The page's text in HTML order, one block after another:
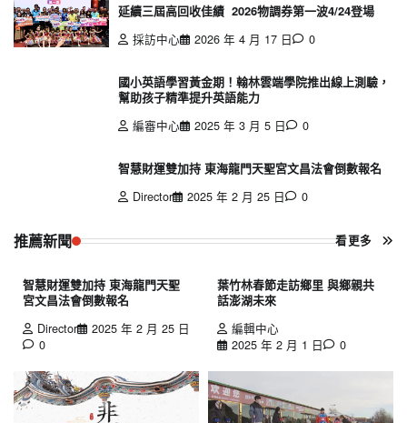
延續三屆高回收佳績 2026物調券第一波4/24登場
採訪中心
2026 年 4 月 17 日 0
國小英語學習黃金期！翰林雲端學院推出線上測驗，
幫助孩子精準提升英語能力
編審中心
2025 年 3 月 5 日 0
智慧財運雙加持 東海龍門天聖宮文昌法會倒數報名
Director
2025 年 2 月 25 日 0
推薦新聞 看更多
智慧財運雙加持 東海龍門天聖
宮文昌法會倒數報名
Director
2025 年 2 月 25 日
0
葉竹林春節走訪鄉里 與鄉親共
話澎湖未來
編輯中心
2025 年 2 月 1 日
0